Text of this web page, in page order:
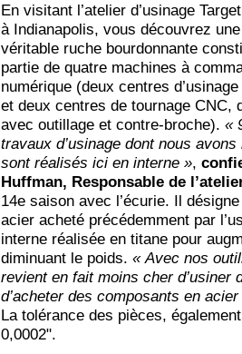
En visitant l’atelier d’usinage
à Indianapolis, vous découvrez une
véritable ruche bourdonnante
partie de quatre machines à
numérique (deux centres
et deux centres de tournage CNC,
avec outillage et contre-broche). «
travaux d’usinage dont nous avons
sont réalisés ici en interne »,
Huffman, Responsable de
14e saison avec l’écurie. Il
acier acheté précédemment par
interne réalisée en titane pour
diminuant le poids. « Avec nos
revient en fait moins cher d’usiner
d’acheter des composants en
La tolérance des pièces,
0,0002".